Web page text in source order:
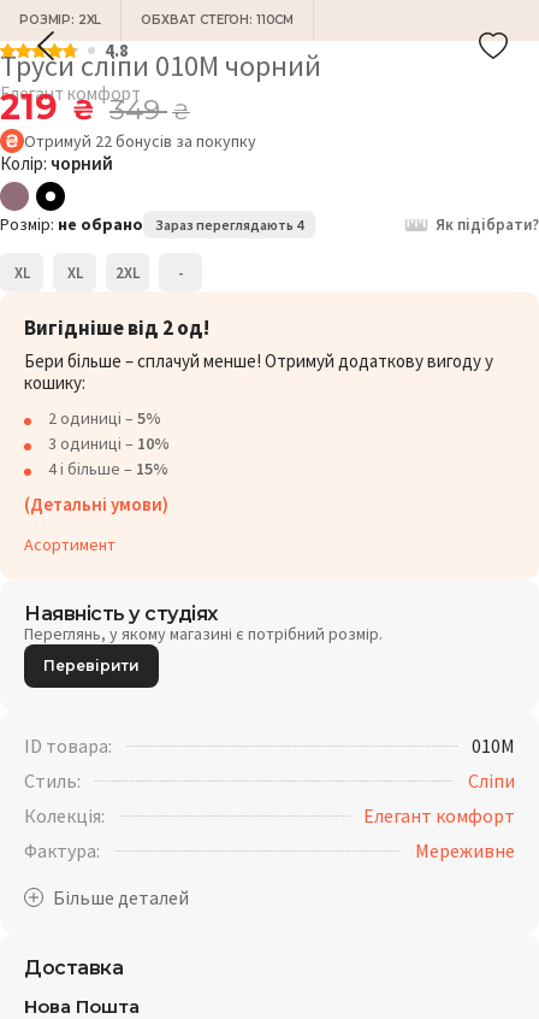
РОЗМІР: 2XL ОБХВАТ СТЕГОН: 110СМ
4.8
Труси сліпи 010М чорний
Елегант комфорт
219 ₴ 349₴
Отримуй 22 бонусів за покупку
Колір: чорний
Розмір: не обрано Зараз переглядають 4 Як підібрати?
XL XL 2XL -
Вигідніше від 2 од!
Бери більше – сплачуй менше! Отримуй додаткову вигоду у
кошику:
2 одиниці – 5%
3 одиниці – 10%
4 і більше – 15%
(Детальні умови)
Асортимент
Наявність у студіях
Переглянь, у якому магазині є потрібний розмір.
Перевірити
ID товара:
010M
Стиль:
Сліпи
Колекція:
Елегант комфорт
Фактура:
Мереживне
Доставка
Нова Пошта